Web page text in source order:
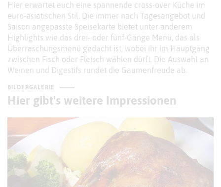
Hier erwartet euch eine spannende cross-over Küche im
euro-asiatischen Stil. Die immer nach Tagesangebot und
Saison angepasste Speisekarte bietet unter anderem
Highlights wie das drei- oder fünf-Gänge Menü, das als
Überraschungsmenü gedacht ist, wobei ihr im Hauptgang
zwischen Fisch oder Fleisch wählen dürft. Die Auswahl an
Weinen und Digestifs rundet die Gaumenfreude ab.
BILDERGALERIE
Hier gibt's weitere Impressionen